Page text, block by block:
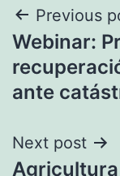
de
Previous
Webinar:
ante
Next post